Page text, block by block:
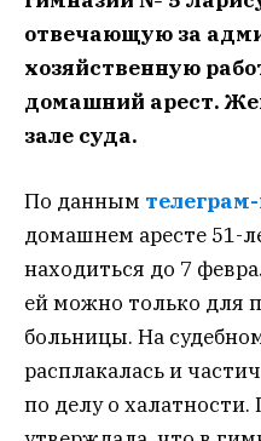
отвечающую за
хозяйственную
домашний арест.
зале суда.
По данным
домашнем аресте 51-
находиться до 7
ей можно только для
больницы. На
расплакалась и
по делу о